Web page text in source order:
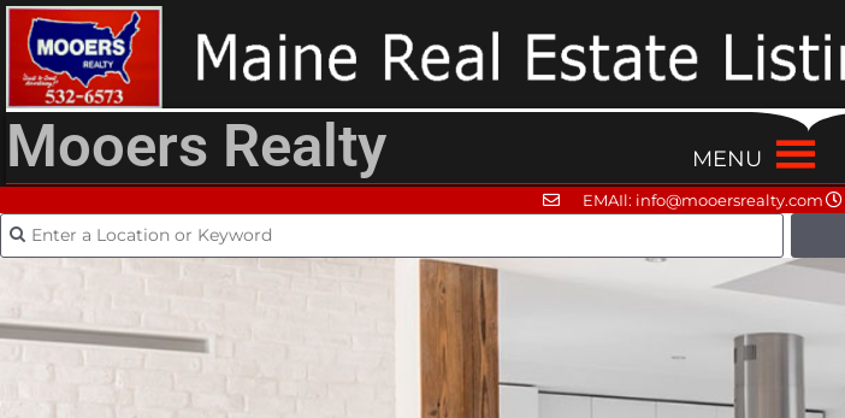
Mooers Realty MENU
EMAIl: info@mooersrealty.com